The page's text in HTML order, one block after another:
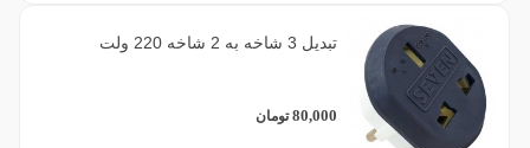
تبدیل 3 شاخه به 2 شاخه 220 ولت
80,000 تومان